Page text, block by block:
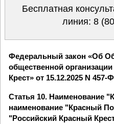
Бесплатная
линия: 8
Федеральный закон «Об
общественной
Крест» от 15.12.2025 N 457-
Статья 10. Наименование
наименование "Красный
"Российский Красный